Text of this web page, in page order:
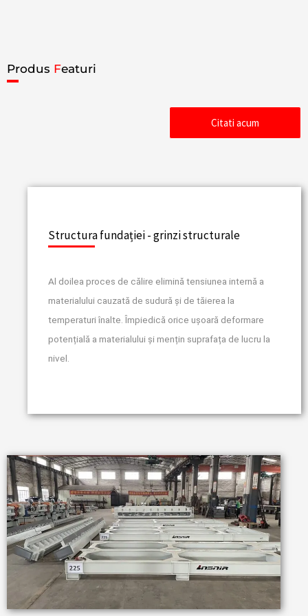
Produs Featuri
Citati acum
Structura fundației - grinzi structurale
Al doilea proces de călire elimină tensiunea internă a
materialului cauzată de sudură și de tăierea la
temperaturi înalte. Împiedică orice ușoară deformare
potențială a materialului și mențin suprafața de lucru la
nivel.